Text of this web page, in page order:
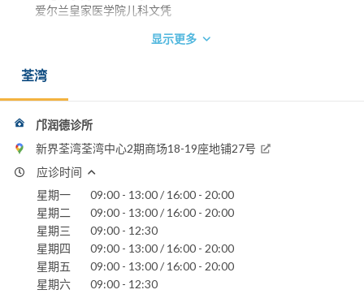
爱尔兰皇家医学院儿科文凭
显示更多
荃湾
邝润德诊所
新界荃湾荃湾中心2期商场18-19座地铺27号
应诊时间
星期一
09:00 - 13:00 / 16:00 - 20:00
星期二
09:00 - 13:00 / 16:00 - 20:00
星期三
09:00 - 12:30
星期四
09:00 - 13:00 / 16:00 - 20:00
星期五
09:00 - 13:00 / 16:00 - 20:00
星期六
09:00 - 12:30